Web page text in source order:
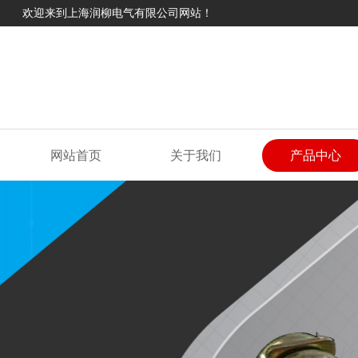
欢迎来到上海润柳电气有限公司网站！
网站首页 关于我们 产品中心